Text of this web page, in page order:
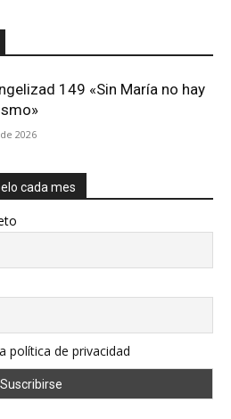
149 «Sin María no hay
2026
cada mes
política de privacidad